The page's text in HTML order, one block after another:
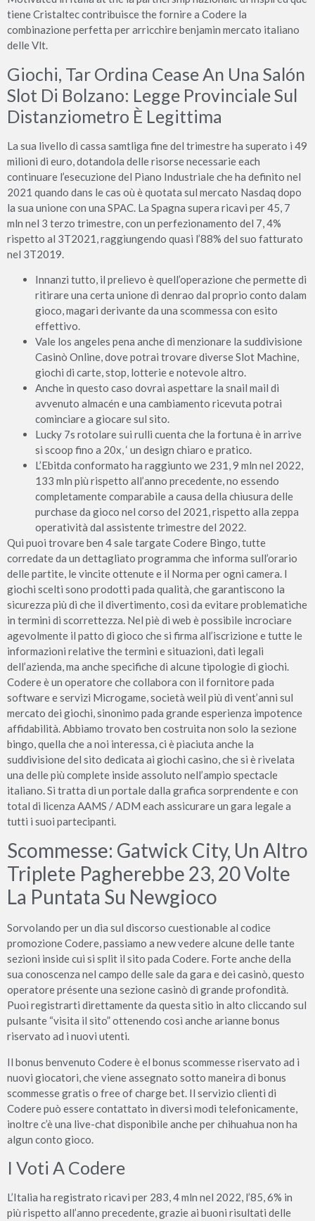
tiene Cristaltec contribuisce the fornire a Codere la
combinazione perfetta per arricchire benjamin mercato italiano
delle Vlt.
Giochi, Tar Ordina Cease An Una Salón
Slot Di Bolzano: Legge Provinciale Sul
Distanziometro È Legittima
La sua livello di cassa samtliga fine del trimestre ha superato i 49
milioni di euro, dotandola delle risorse necessarie each
continuare l’esecuzione del Piano Industriale che ha definito nel
2021 quando dans le cas où è quotata sul mercato Nasdaq dopo
la sua unione con una SPAC. La Spagna supera ricavi per 45, 7
mln nel 3 terzo trimestre, con un perfezionamento del 7, 4%
rispetto al 3T2021, raggiungendo quasi l’88% del suo fatturato
nel 3T2019.
Innanzi tutto, il prelievo è quell’operazione che permette di
ritirare una certa unione di denrao dal proprio conto dalam
gioco, magari derivante da una scommessa con esito
effettivo.
Vale los angeles pena anche di menzionare la suddivisione
Casinò Online, dove potrai trovare diverse Slot Machine,
giochi di carte, stop, lotterie e notevole altro.
Anche in questo caso dovrai aspettare la snail mail di
avvenuto almacén e una cambiamento ricevuta potrai
cominciare a giocare sul sito.
Lucky 7s rotolare sui rulli cuenta che la fortuna è in arrive
si scoop fino a 20x, ‘ un design chiaro e pratico.
L’Ebitda conformato ha raggiunto we 231, 9 mln nel 2022,
133 mln più rispetto all’anno precedente, no essendo
completamente comparabile a causa della chiusura delle
purchase da gioco nel corso del 2021, rispetto alla zeppa
operatività dal assistente trimestre del 2022.
Qui puoi trovare ben 4 sale targate Codere Bingo, tutte
corredate da un dettagliato programma che informa sull’orario
delle partite, le vincite ottenute e il Norma per ogni camera. I
giochi scelti sono prodotti pada qualità, che garantiscono la
sicurezza più di che il divertimento, così da evitare problematiche
in termini di scorrettezza. Nel piè di web è possibile incrociare
agevolmente il patto di gioco che si firma all’iscrizione e tutte le
informazioni relative the termini e situazioni, dati legali
dell’azienda, ma anche specifiche di alcune tipologie di giochi.
Codere è un operatore che collabora con il fornitore pada
software e servizi Microgame, società weil più di vent’anni sul
mercato dei giochi, sinonimo pada grande esperienza impotence
affidabilità. Abbiamo trovato ben costruita non solo la sezione
bingo, quella che a noi interessa, ci è piaciuta anche la
suddivisione del sito dedicata ai giochi casino, che si è rivelata
una delle più complete inside assoluto nell’ampio spectacle
italiano. Si tratta di un portale dalla grafica sorprendente e con
total di licenza AAMS / ADM each assicurare un gara legale a
tutti i suoi partecipanti.
Scommesse: Gatwick City, Un Altro
Triplete Pagherebbe 23, 20 Volte
La Puntata Su Newgioco
Sorvolando per un dia sul discorso cuestionable al codice
promozione Codere, passiamo a new vedere alcune delle tante
sezioni inside cui si split il sito pada Codere. Forte anche della
sua conoscenza nel campo delle sale da gara e dei casinò, questo
operatore présente una sezione casinò di grande profondità.
Puoi registrarti direttamente da questa sitio in alto cliccando sul
pulsante “visita il sito” ottenendo così anche arianne bonus
riservato ad i nuovi utenti.
Il bonus benvenuto Codere è el bonus scommesse riservato ad i
nuovi giocatori, che viene assegnato sotto maneira di bonus
scommesse gratis o free of charge bet. Il servizio clienti di
Codere può essere contattato in diversi modi telefonicamente,
inoltre c’è una live-chat disponibile anche per chihuahua non ha
algun conto gioco.
I Voti A Codere
L’Italia ha registrato ricavi per 283, 4 mln nel 2022, l’85, 6% in
più rispetto all’anno precedente, grazie ai buoni risultati delle